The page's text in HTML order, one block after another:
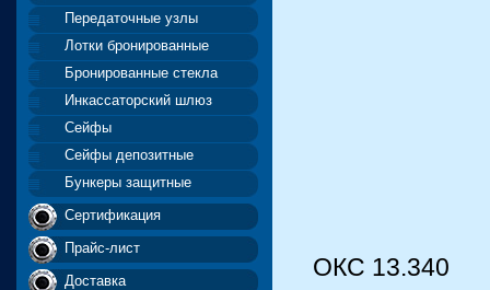
ОКС 13.340
Передаточные узлы
Лотки бронированные
Бронированные стекла
Инкассаторский шлюз
Сейфы
Сейфы депозитные
Бункеры защитные
Сертификация
Прайс-лист
Доставка